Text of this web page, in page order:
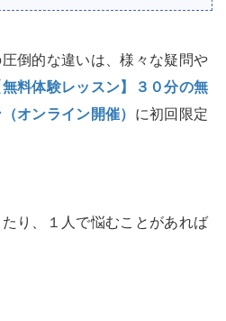
倒的な違いは、様々な疑問や
無料体験レッスン】３０分の無
オンライン開催） に初回限定
り、１人で悩むことがあれば